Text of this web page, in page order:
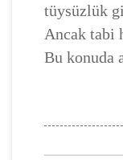
tüysüzlük
Ancak tabi
Bu konuda